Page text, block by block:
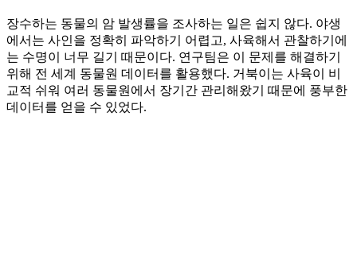
장수하는 동물의 암 발생률을 조사하는 일은 쉽지 않다. 야생
에서는 사인을 정확히 파악하기 어렵고, 사육해서 관찰하기에
는 수명이 너무 길기 때문이다. 연구팀은 이 문제를 해결하기
위해 전 세계 동물원 데이터를 활용했다. 거북이는 사육이 비
교적 쉬워 여러 동물원에서 장기간 관리해왔기 때문에 풍부한
데이터를 얻을 수 있었다.